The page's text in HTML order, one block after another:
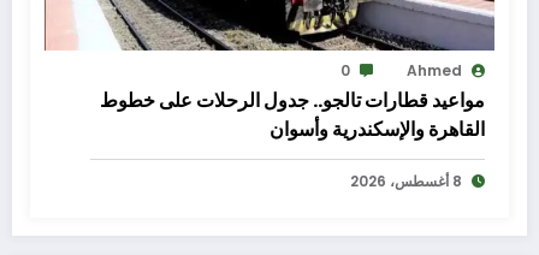
Ahmed
0
مواعيد قطارات تالجو.. جدول الرحلات على خطوط
القاهرة والإسكندرية وأسوان
8 أغسطس، 2026